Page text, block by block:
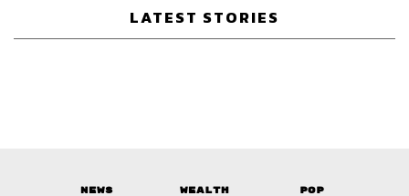
IMF ได้แก่ IMF ไม่ได้รวมหนี้รัฐวิสาหกิจที่รัฐบาลไม่รับภาระ
เข้าไป
LATEST STORIES
News Wealth Pop